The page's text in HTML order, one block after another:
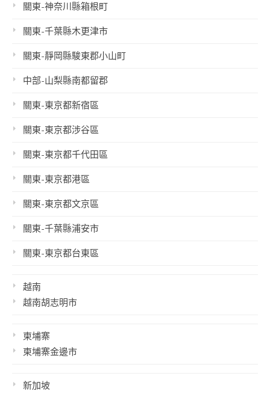
關東-神奈川縣箱根町
關東-千葉縣木更津市
關東-靜岡縣駿東郡小山町
中部-山梨縣南都留郡
關東-東京都新宿區
關東-東京都涉谷區
關東-東京都千代田區
關東-東京都港區
關東-東京都文京區
關東-千葉縣浦安市
關東-東京都台東區
越南
越南胡志明市
柬埔寨
柬埔寨金邊市
新加坡